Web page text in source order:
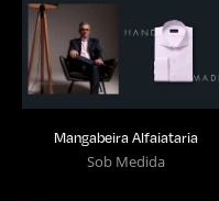
Mangabeira Alfaiataria
Sob Medida